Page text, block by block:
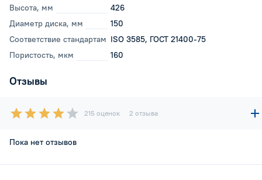
Высота, мм
426
Диаметр диска, мм
150
Соответствие стандартам ISO 3585, ГОСТ 21400-75
Пористость, мкм
160
Отзывы
215 оценок 2 отзыва
Пока нет отзывов